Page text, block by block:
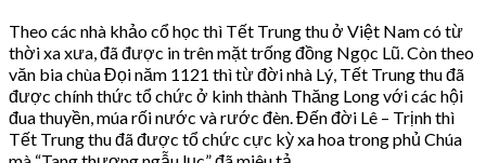
Theo các nhà khảo cổ học thì Tết Trung thu ở Việt Nam có từ
thời xa xưa, đã được in trên mặt trống đồng Ngọc Lũ. Còn theo
văn bia chùa Đọi năm 1121 thì từ đời nhà Lý, Tết Trung thu đã
được chính thức tổ chức ở kinh thành Thăng Long với các hội
đua thuyền, múa rối nước và rước đèn. Đến đời Lê – Trịnh thì
Tết Trung thu đã được tổ chức cực kỳ xa hoa trong phủ Chúa